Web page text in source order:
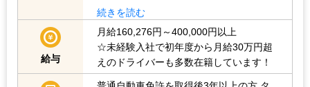
続きを読む
給与
月給160,276円～400,000円以上
☆未経験入社で初年度から月給30万円超
えのドライバーも多数在籍しています！